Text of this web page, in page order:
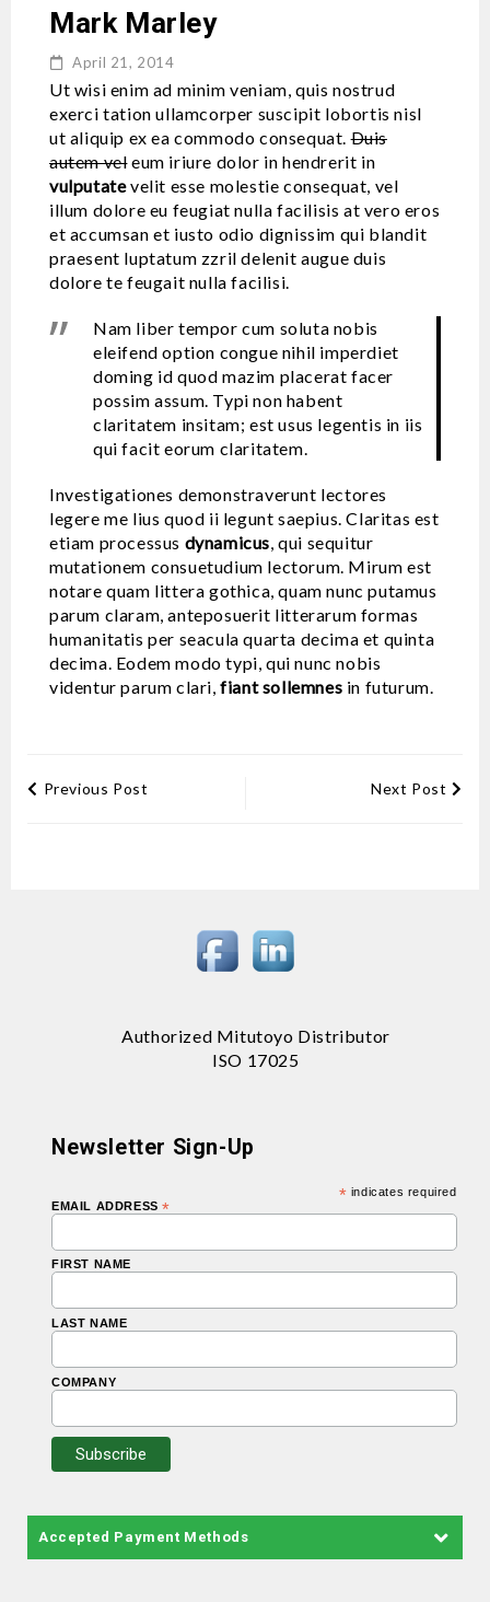
Mark Marley
April 21, 2014
Ut wisi enim ad minim veniam, quis nostrud
exerci tation ullamcorper suscipit lobortis nisl
ut aliquip ex ea commodo consequat.Duis
autem veleum iriure dolor in hendrerit in
vulputatevelit esse molestie consequat, vel
illum dolore eu feugiat nulla facilisis at vero eros
et accumsan et iusto odio dignissim qui blandit
praesent luptatum zzril delenit augue duis
dolore te feugait nulla facilisi.
Nam liber tempor cum soluta nobis
eleifend option congue nihil imperdiet
doming id quod mazim placerat facer
possim assum. Typi non habent
claritatem insitam; est usus legentis in iis
qui facit eorum claritatem.
Investigationes demonstraverunt lectores
legere me lius quod ii legunt saepius. Claritas est
etiam processus dynamicus, qui sequitur
mutationem consuetudium lectorum. Mirum est
notare quam littera gothica, quam nunc putamus
parum claram, anteposuerit litterarum formas
humanitatis per seacula quarta decima et quinta
decima. Eodem modo typi, qui nunc nobis
videntur parum clari,fiant sollemnes in futurum.
Previous Post Next Post
Authorized Mitutoyo Distributor
ISO 17025
Newsletter Sign-Up
* indicates required
EMAIL ADDRESS*
FIRST NAME
LAST NAME
COMPANY
Accepted Payment Methods